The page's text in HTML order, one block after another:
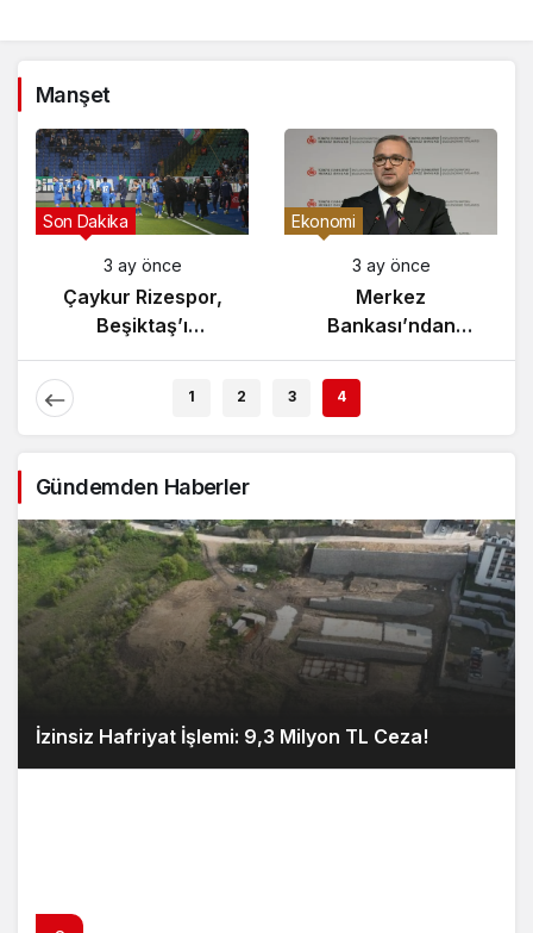
Manşet
Gündem
3 ay önce
Yunanistan’da
Zeybek Tartışması
Alevlendi!
Son Dakika
3 ay önce
Çaykur Rizespor,
Beşiktaş’ı
Ağırlıyor!
1 2 3 4
Gündemden Haberler
İzinsiz Hafriyat İşlemi: 9,3 Milyon TL Ceza!